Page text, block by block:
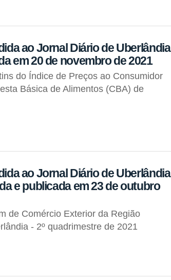
ao Jornal Diário de Uberlândia
em 20 de novembro de 2021
do Índice de Preços ao Consumidor
Básica de Alimentos (CBA) de
ao Jornal Diário de Uberlândia
e publicada em 23 de outubro
de Comércio Exterior da Região
- 2º quadrimestre de 2021